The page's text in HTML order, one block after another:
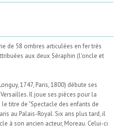
de 58 ombres articulées en fer très
aux deux Séraphin (l'oncle et
1747, Paris, 1800) débute ses
Il joue ses pièces pour la
titre de "Spectacle des enfants de
au Palais-Royal. Six ans plus tard, il
à son ancien acteur, Moreau. Celui-ci